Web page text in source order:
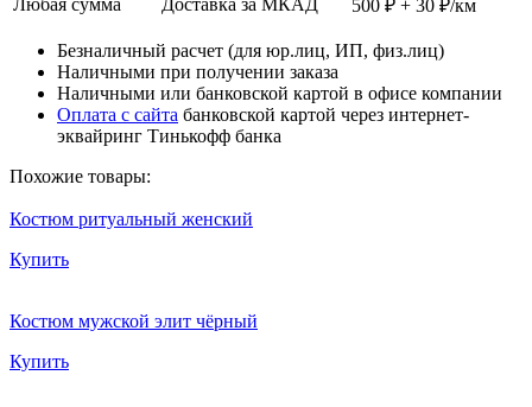
500 ₽ + 30 ₽/км
Безналичный расчет (для юр.лиц, ИП, физ.лиц)
Наличными при получении заказа
Наличными или банковской картой в офисе компании
Оплата с сайта банковской картой через интернет-
эквайринг Тинькофф банка
Похожие товары:
Костюм ритуальный женский
Купить
Костюм мужской элит чёрный
Купить